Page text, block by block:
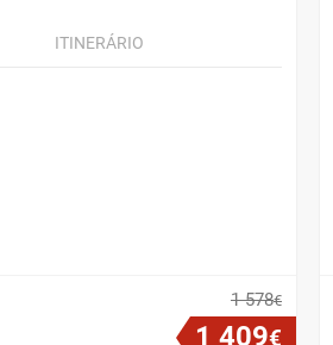
ITINERÁRIO
1 578€
1 409€